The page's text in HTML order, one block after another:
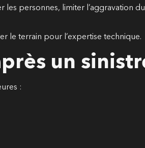
personnes, limiter l’aggravation
le terrain pour l’expertise technique.
un
: